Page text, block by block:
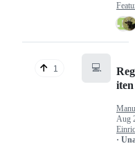
1 💻
iten
Aug
·